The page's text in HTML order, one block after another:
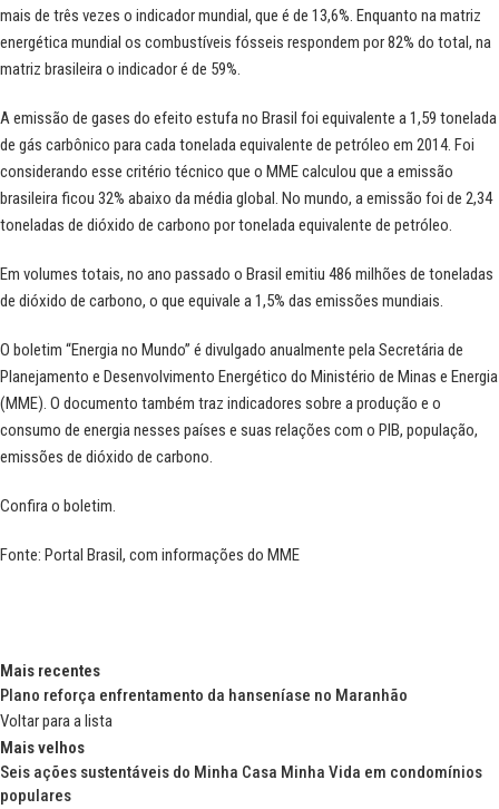
mais de três vezes o indicador mundial, que é de 13,6%. Enquanto na matriz
energética mundial os combustíveis fósseis respondem por 82% do total, na
matriz brasileira o indicador é de 59%.
A emissão de gases do efeito estufa no Brasil foi equivalente a 1,59 tonelada
de gás carbônico para cada tonelada equivalente de petróleo em 2014. Foi
considerando esse critério técnico que o MME calculou que a emissão
brasileira ficou 32% abaixo da média global. No mundo, a emissão foi de 2,34
toneladas de dióxido de carbono por tonelada equivalente de petróleo.
Em volumes totais, no ano passado o Brasil emitiu 486 milhões de toneladas
de dióxido de carbono, o que equivale a 1,5% das emissões mundiais.
O boletim “Energia no Mundo” é divulgado anualmente pela Secretária de
Planejamento e Desenvolvimento Energético do Ministério de Minas e Energia
(MME). O documento também traz indicadores sobre a produção e o
consumo de energia nesses países e suas relações com o PIB, população,
emissões de dióxido de carbono.
Confira o boletim.
Fonte: Portal Brasil, com informações do MME
Mais recentes
Plano reforça enfrentamento da hanseníase no Maranhão
Voltar para a lista
Mais velhos
Seis ações sustentáveis do Minha Casa Minha Vida em condomínios
populares